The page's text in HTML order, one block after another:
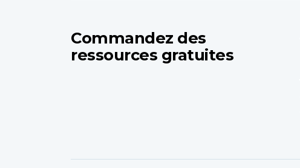
Commandez des
ressources gratuites